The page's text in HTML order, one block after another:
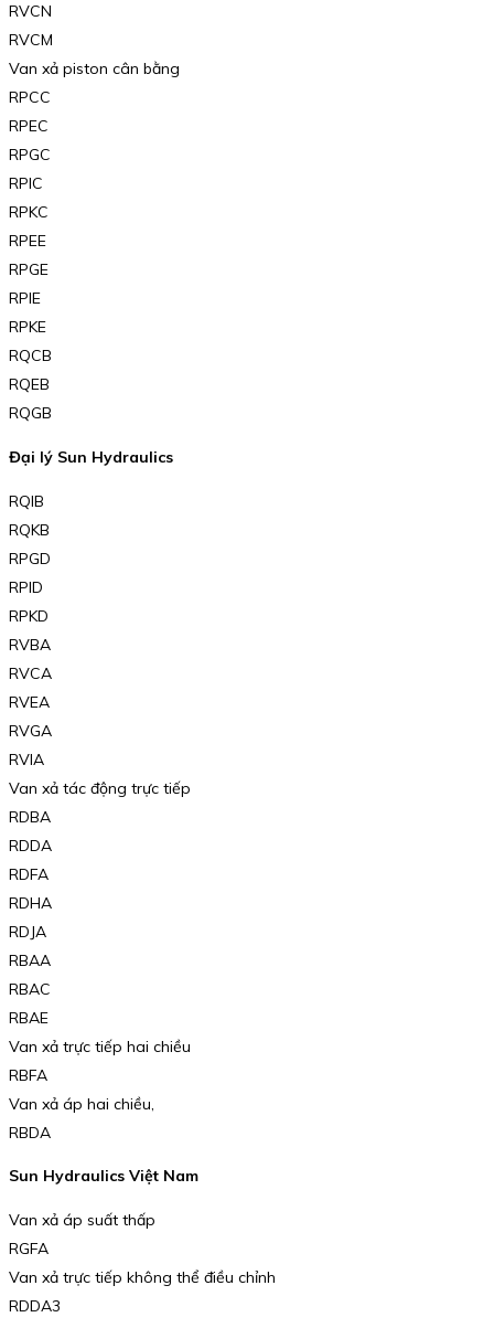
RVCN
RVCM
Van xả piston cân bằng
RPCC
RPEC
RPGC
RPIC
RPKC
RPEE
RPGE
RPIE
RPKE
RQCB
RQEB
RQGB
Đại lý Sun Hydraulics
RQIB
RQKB
RPGD
RPID
RPKD
RVBA
RVCA
RVEA
RVGA
RVIA
Van xả tác động trực tiếp
RDBA
RDDA
RDFA
RDHA
RDJA
RBAA
RBAC
RBAE
Van xả trực tiếp hai chiều
RBFA
Van xả áp hai chiều,
RBDA
Sun Hydraulics Việt Nam
Van xả áp suất thấp
RGFA
Van xả trực tiếp không thể điều chỉnh
RDDA3